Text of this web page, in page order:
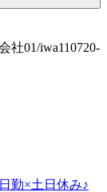
社01/iwa110720-
勤×土日休み♪